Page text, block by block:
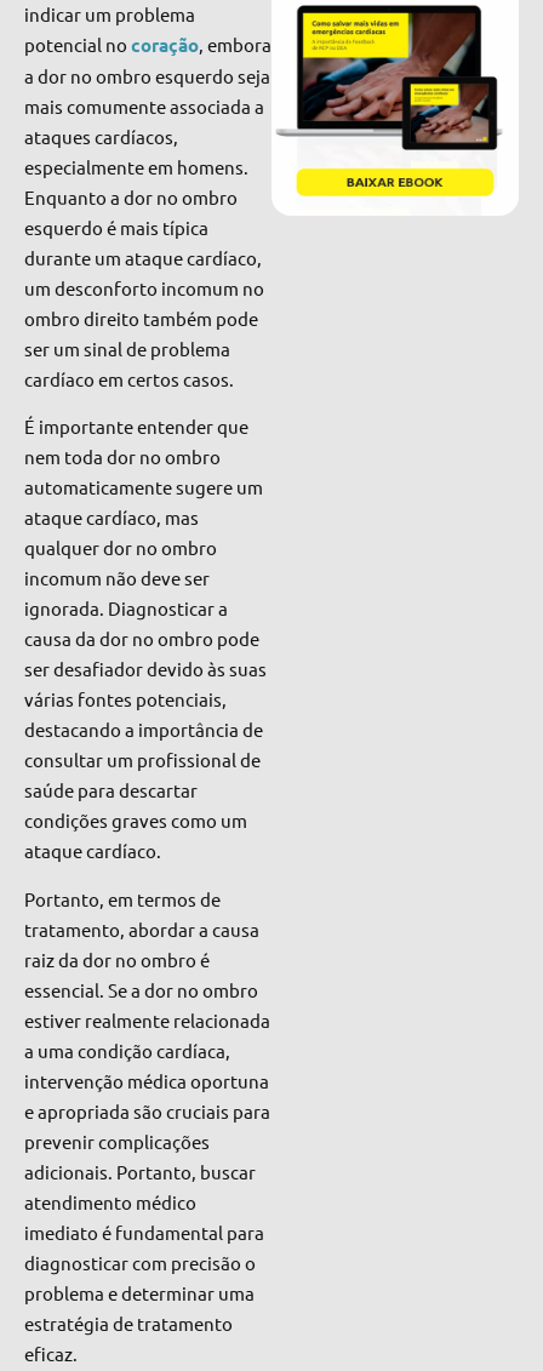
indicar um problema
potencial no coração, embora
a dor no ombro esquerdo seja
mais comumente associada a
ataques cardíacos,
especialmente em homens.
Enquanto a dor no ombro
esquerdo é mais típica
durante um ataque cardíaco,
um desconforto incomum no
ombro direito também pode
ser um sinal de problema
cardíaco em certos casos.
É importante entender que
nem toda dor no ombro
automaticamente sugere um
ataque cardíaco, mas
qualquer dor no ombro
incomum não deve ser
ignorada. Diagnosticar a
causa da dor no ombro pode
ser desafiador devido às suas
várias fontes potenciais,
destacando a importância de
consultar um profissional de
saúde para descartar
condições graves como um
ataque cardíaco.
Portanto, em termos de
tratamento, abordar a causa
raiz da dor no ombro é
essencial. Se a dor no ombro
estiver realmente relacionada
a uma condição cardíaca,
intervenção médica oportuna
e apropriada são cruciais para
prevenir complicações
adicionais. Portanto, buscar
atendimento médico
imediato é fundamental para
diagnosticar com precisão o
problema e determinar uma
estratégia de tratamento
eficaz.